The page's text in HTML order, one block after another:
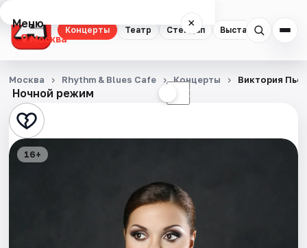
Концерты Театр Стендап Выставки
Меню ×
Москва
Концерты
Театр
Стендап
Ночной режим ☾
Москва Rhythm & Blues Cafe Концерты Виктория
16+